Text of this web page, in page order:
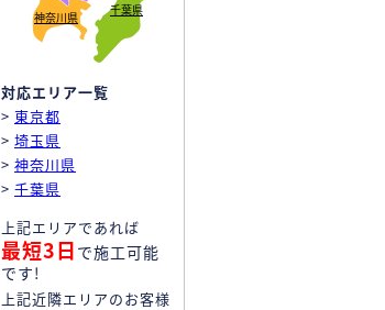
神奈川県 千葉県
対応エリア一覧
> 東京都
> 埼玉県
> 神奈川県
> 千葉県
上記エリアであれば
最短3日 で施工可能
です!
上記近隣エリアのお客様